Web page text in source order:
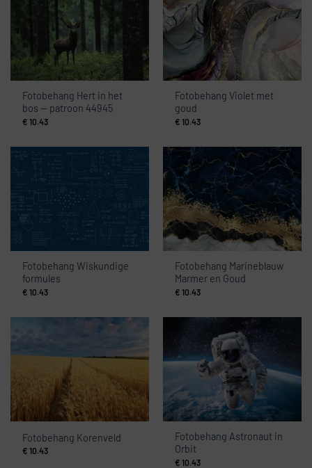
Fotobehang Hert in het
bos — patroon 44945
€ 10.43
Fotobehang Violet met
goud
€ 10.43
Fotobehang Wiskundige
formules
€ 10.43
Fotobehang Marineblauw
Marmer en Goud
€ 10.43
Fotobehang Korenveld
€ 10.43
Fotobehang Astronaut in
Orbit
€ 10.43